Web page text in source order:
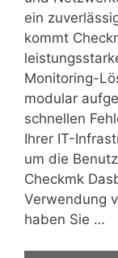
ein
kommt
Monitoring-
modular
schnellen
Ihrer IT-
um die
Checkmk
Verwendung
haben Sie …